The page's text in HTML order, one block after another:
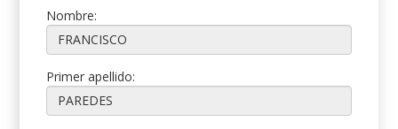
Nombre:
Primer apellido: